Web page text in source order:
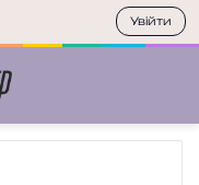
Увійти